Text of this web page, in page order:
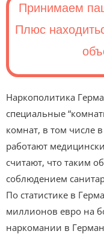
Принимаем
Плюс
Наркополитика
специальные
комнат, в том числе
работают
считают, что таким
соблюдением
По статистике в
миллионов евро на
наркомании в